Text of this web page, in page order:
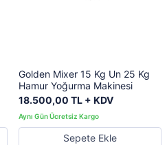
Golden Mixer 15 Kg Un 25 Kg
Hamur Yoğurma Makinesi
18.500,00 TL + KDV
Sepete Ekle